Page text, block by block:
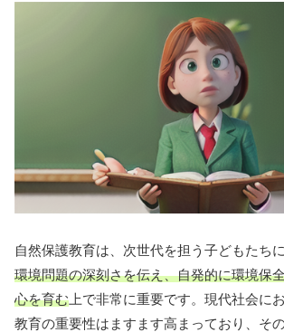
自然保護教育は、次世代を担う子どもたちに
環境問題の深刻さを伝え、自発的に環境保
心を育む 上で非常に重要です。現代社会に
教育の重要性はますます高まっており、そ